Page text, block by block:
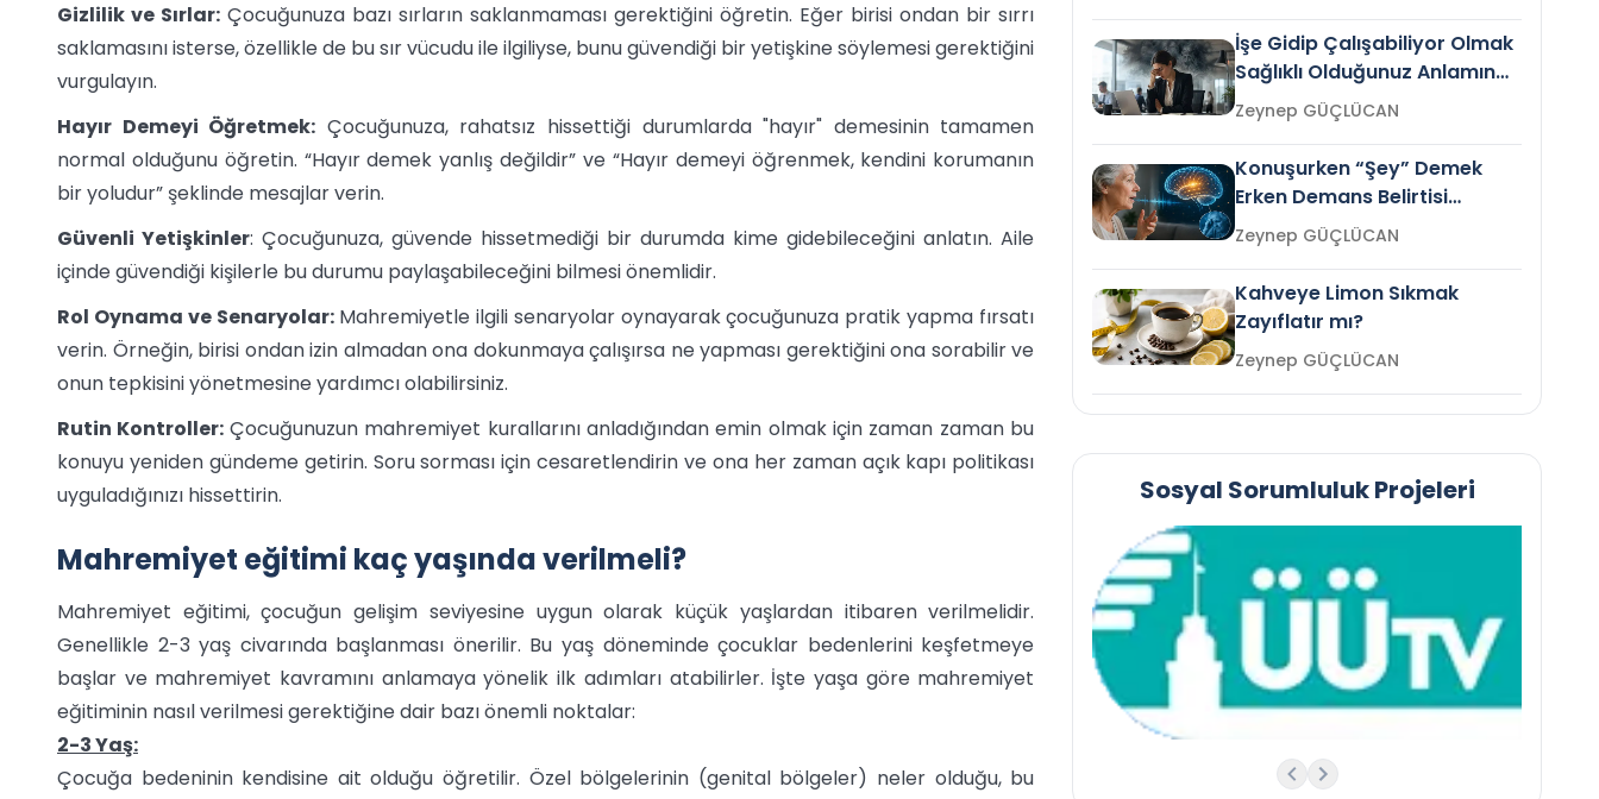
Gizlilik ve Sırlar: Çocuğunuza bazı sırların saklanmaması gerektiğini öğretin. Eğer birisi ondan bir sırrı
saklamasını isterse, özellikle de bu sır vücudu ile ilgiliyse, bunu güvendiği bir yetişkine söylemesi gerektiğini
vurgulayın.
Hayır Demeyi Öğretmek: Çocuğunuza, rahatsız hissettiği durumlarda "hayır" demesinin tamamen
normal olduğunu öğretin. “Hayır demek yanlış değildir” ve “Hayır demeyi öğrenmek, kendini korumanın
bir yoludur” şeklinde mesajlar verin.
Güvenli Yetişkinler: Çocuğunuza, güvende hissetmediği bir durumda kime gidebileceğini anlatın. Aile
içinde güvendiği kişilerle bu durumu paylaşabileceğini bilmesi önemlidir.
Rol Oynama ve Senaryolar: Mahremiyetle ilgili senaryolar oynayarak çocuğunuza pratik yapma fırsatı
verin. Örneğin, birisi ondan izin almadan ona dokunmaya çalışırsa ne yapması gerektiğini ona sorabilir ve
onun tepkisini yönetmesine yardımcı olabilirsiniz.
Rutin Kontroller: Çocuğunuzun mahremiyet kurallarını anladığından emin olmak için zaman zaman bu
konuyu yeniden gündeme getirin. Soru sorması için cesaretlendirin ve ona her zaman açık kapı politikası
uyguladığınızı hissettirin.
Mahremiyet eğitimi kaç yaşında verilmeli?
Mahremiyet eğitimi, çocuğun gelişim seviyesine uygun olarak küçük yaşlardan itibaren verilmelidir.
Genellikle 2-3 yaş civarında başlanması önerilir. Bu yaş döneminde çocuklar bedenlerini keşfetmeye
başlar ve mahremiyet kavramını anlamaya yönelik ilk adımları atabilirler. İşte yaşa göre mahremiyet
eğitiminin nasıl verilmesi gerektiğine dair bazı önemli noktalar:
2-3 Yaş:
Çocuğa bedeninin kendisine ait olduğu öğretilir. Özel bölgelerinin (genital bölgeler) neler olduğu, bu
İşe Gidip Çalışabiliyor Olmak
Sağlıklı Olduğunuz Anlamına
Gelir mi?Zeynep GÜÇLÜCAN
Konuşurken “Şey” Demek
Erken Demans Belirtisi
Olabilir mi?Zeynep GÜÇLÜCAN
Kahveye Limon Sıkmak
Zayıflatır mı?
Zeynep GÜÇLÜCAN
Sosyal Sorumluluk Projeleri